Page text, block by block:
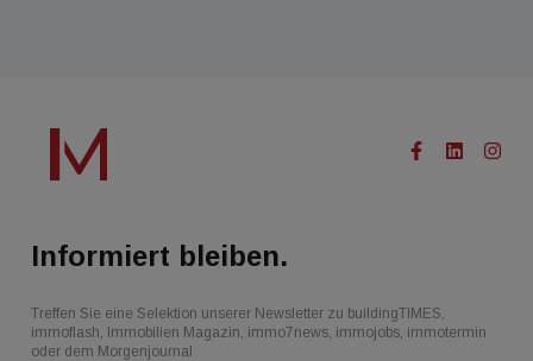
Informiert bleiben.
Treffen Sie eine Selektion unserer Newsletter zu buildingTIMES,
immoflash, Immobilien Magazin, immo7news, immojobs, immotermin
oder dem Morgenjournal